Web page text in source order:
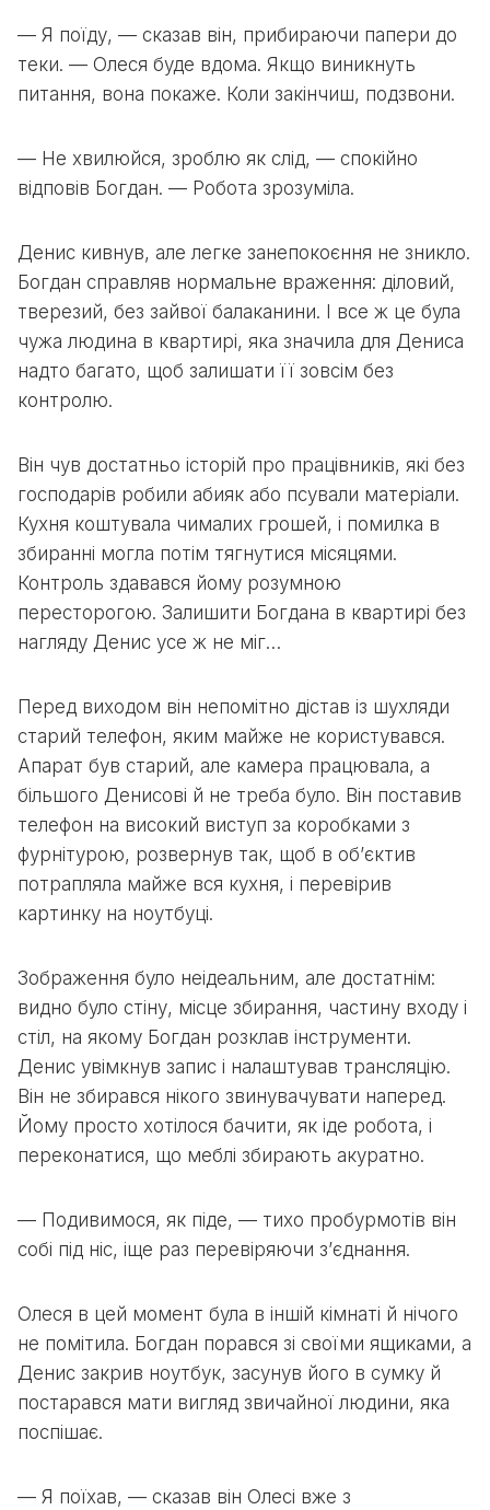
— Я поїду, — сказав він, прибираючи папери до
теки. — Олеся буде вдома. Якщо виникнуть
питання, вона покаже. Коли закінчиш, подзвони.
— Не хвилюйся, зроблю як слід, — спокійно
відповів Богдан. — Робота зрозуміла.
Денис кивнув, але легке занепокоєння не зникло.
Богдан справляв нормальне враження: діловий,
тверезий, без зайвої балаканини. І все ж це була
чужа людина в квартирі, яка значила для Дениса
надто багато, щоб залишати її зовсім без
контролю.
Він чув достатньо історій про працівників, які без
господарів робили абияк або псували матеріали.
Кухня коштувала чималих грошей, і помилка в
збиранні могла потім тягнутися місяцями.
Контроль здавався йому розумною
пересторогою. Залишити Богдана в квартирі без
нагляду Денис усе ж не міг…
Перед виходом він непомітно дістав із шухляди
старий телефон, яким майже не користувався.
Апарат був старий, але камера працювала, а
більшого Денисові й не треба було. Він поставив
телефон на високий виступ за коробками з
фурнітурою, розвернув так, щоб в об’єктив
потрапляла майже вся кухня, і перевірив
картинку на ноутбуці.
Зображення було неідеальним, але достатнім:
видно було стіну, місце збирання, частину входу і
стіл, на якому Богдан розклав інструменти.
Денис увімкнув запис і налаштував трансляцію.
Він не збирався нікого звинувачувати наперед.
Йому просто хотілося бачити, як іде робота, і
переконатися, що меблі збирають акуратно.
— Подивимося, як піде, — тихо пробурмотів він
собі під ніс, іще раз перевіряючи з’єднання.
Олеся в цей момент була в іншій кімнаті й нічого
не помітила. Богдан порався зі своїми ящиками, а
Денис закрив ноутбук, засунув його в сумку й
постарався мати вигляд звичайної людини, яка
поспішає.
— Я поїхав, — сказав він Олесі вже з